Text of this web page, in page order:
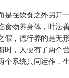
是在饮食之外另开
食物养身体，叶法
假，德行养的是无
时，人便有了两个
个系统共同运作，